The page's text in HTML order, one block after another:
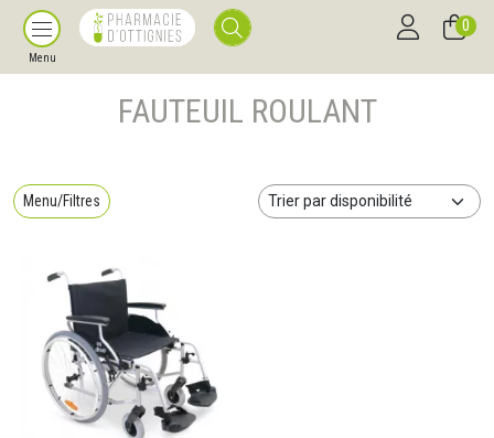
Menu
0
FAUTEUIL ROULANT
Menu/Filtres